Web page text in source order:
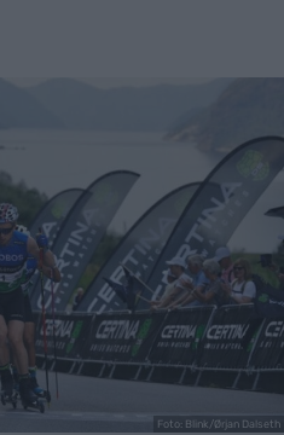
Foto: Blink/Ørjan Dalseth